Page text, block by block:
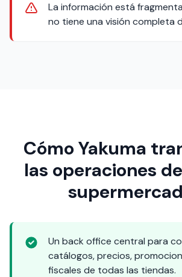
La información está
no tiene una visión completa
Cómo Yakuma
las operaciones
Un back office central para
catálogos, precios,
fiscales de todas las tiendas.